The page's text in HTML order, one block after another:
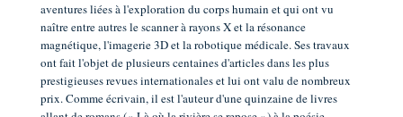
aventures liées à l'exploration du corps humain et qui ont vu
naître entre autres le scanner à rayons X et la résonance
magnétique, l'imagerie 3D et la robotique médicale. Ses travaux
ont fait l'objet de plusieurs centaines d'articles dans les plus
prestigieuses revues internationales et lui ont valu de nombreux
prix. Comme écrivain, il est l'auteur d'une quinzaine de livres